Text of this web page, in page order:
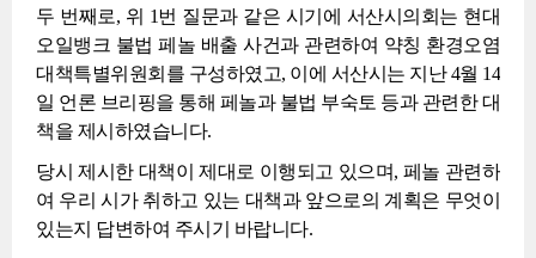
두 번째로, 위 1번 질문과 같은 시기에 서산시의회는 현대
오일뱅크 불법 페놀 배출 사건과 관련하여 약칭 환경오염
대책특별위원회를 구성하였고, 이에 서산시는 지난 4월 14
일 언론 브리핑을 통해 페놀과 불법 부숙토 등과 관련한 대
책을 제시하였습니다.
당시 제시한 대책이 제대로 이행되고 있으며, 페놀 관련하
여 우리 시가 취하고 있는 대책과 앞으로의 계획은 무엇이
있는지 답변하여 주시기 바랍니다.